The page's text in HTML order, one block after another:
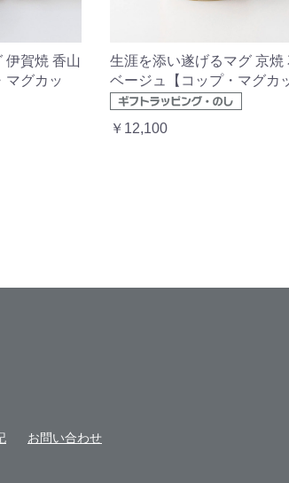
伊賀焼 香山
マグカッ
生涯を添い遂げるマグ 京焼
ベージュ【コップ・マグカ
￥12,100
お問い合わせ